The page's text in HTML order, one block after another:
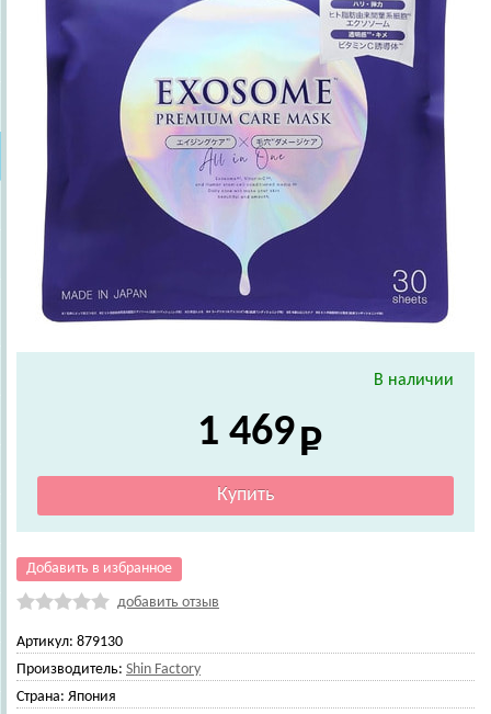
В наличии
1 469
Добавить в избранное
добавить отзыв
Артикул: 879130
Производитель: Shin Factory
Страна: Япония